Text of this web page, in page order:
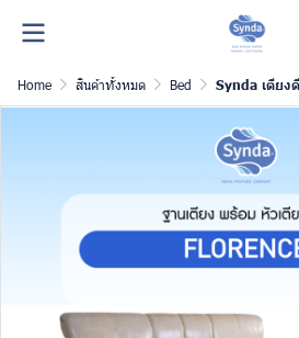
Home สินค้าทั้งหมด Bed Synda เตียง